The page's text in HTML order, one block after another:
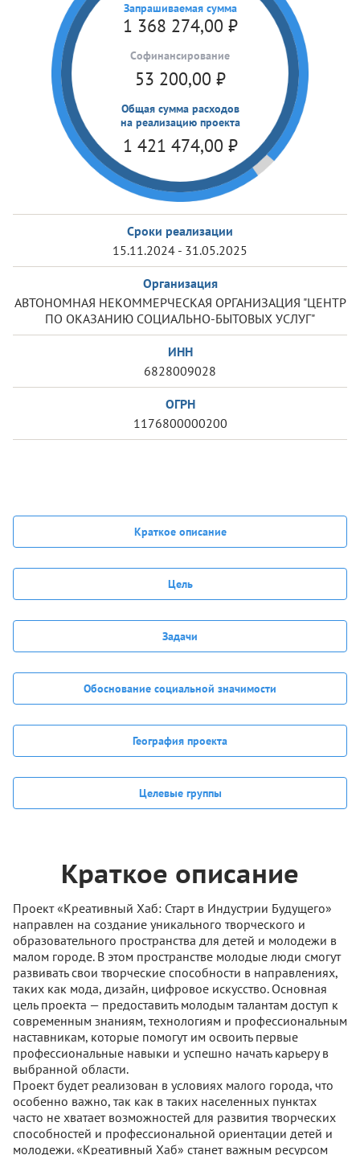
Запрашиваемая сумма
1 368 274,00 ₽
Cофинансирование
53 200,00 ₽
Общая сумма расходов
на реализацию проекта
1 421 474,00 ₽
Сроки реализации
15.11.2024 - 31.05.2025
Организация
АВТОНОМНАЯ НЕКОММЕРЧЕСКАЯ ОРГАНИЗАЦИЯ "ЦЕНТР
ПО ОКАЗАНИЮ СОЦИАЛЬНО-БЫТОВЫХ УСЛУГ"
ИНН
6828009028
ОГРН
1176800000200
Краткое описание
Цель
Задачи
Обоснование социальной значимости
География проекта
Целевые группы
Краткое описание
Проект «Креативный Хаб: Старт в Индустрии Будущего»
направлен на создание уникального творческого и
образовательного пространства для детей и молодежи в
малом городе. В этом пространстве молодые люди смогут
развивать свои творческие способности в направлениях,
таких как мода, дизайн, цифровое искусство. Основная
цель проекта — предоставить молодым талантам доступ к
современным знаниям, технологиям и профессиональным
наставникам, которые помогут им освоить первые
профессиональные навыки и успешно начать карьеру в
выбранной области.
Проект будет реализован в условиях малого города, что
особенно важно, так как в таких населенных пунктах
часто не хватает возможностей для развития творческих
способностей и профессиональной ориентации детей и
молодежи. «Креативный Хаб» станет важным ресурсом